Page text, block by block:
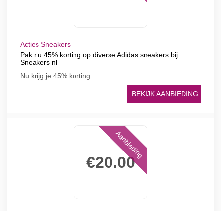
Acties Sneakers
Pak nu 45% korting op diverse Adidas sneakers bij
Sneakers nl
Nu krijg je 45% korting
BEKIJK AANBIEDING
€20.00
Aanbieding